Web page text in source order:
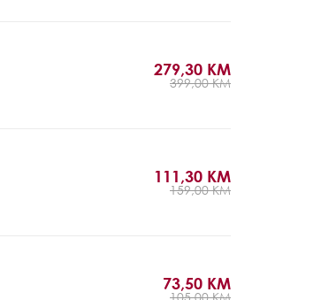
279,30 KM
399,00 KM
111,30 KM
159,00 KM
73,50 KM
105,00 KM